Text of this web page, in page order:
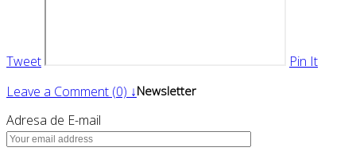
Tweet
Pin It
Leave a Comment (0) ↓Newsletter
Adresa de E-mail